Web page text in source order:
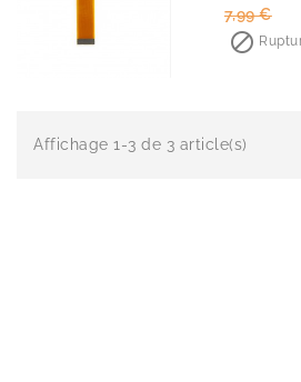
Prix
de
7,99 €Prix

Affichage 1-3 de 3 article(s)